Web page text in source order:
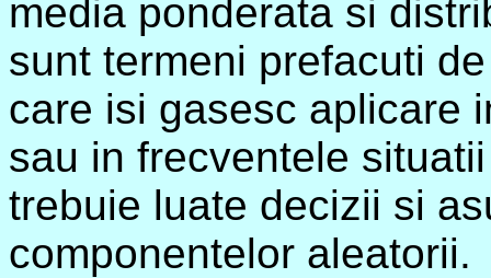
media ponderata si
sunt termeni prefacuti
care isi gasesc aplicare
sau in frecventele
trebuie luate decizii si
componentelor aleatorii.